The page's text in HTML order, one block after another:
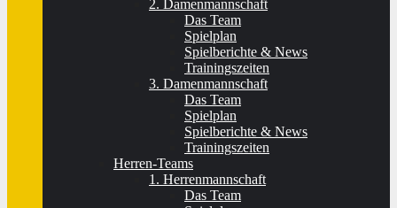
2. Damenmannschaft
Das Team
Spielplan
Spielberichte & News
Trainingszeiten
3. Damenmannschaft
Das Team
Spielplan
Spielberichte & News
Trainingszeiten
Herren-Teams
1. Herrenmannschaft
Das Team